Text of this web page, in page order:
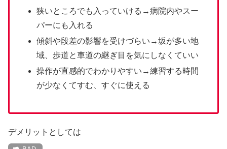
狭いところでも入っていける→病院内やスー
パーにも入れる
傾斜や段差の影響を受けづらい→坂が多い地
域、歩道と車道の継ぎ目を気にしなくていい
操作が直感的でわかりやすい→練習する時間
が少なくてすむ、すぐに使える
デメリットとしては